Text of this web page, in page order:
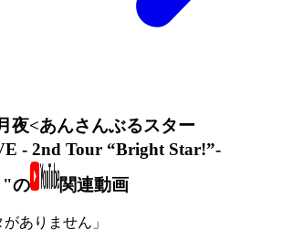
夜<あんさんぶるスター
- 2nd Tour “Bright Star!”-
"の
関連動画
がありません」